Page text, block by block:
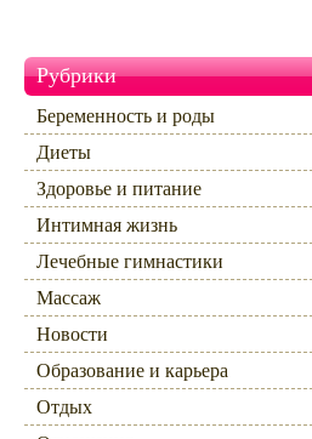
Рубрики
Беременность и роды
Диеты
Здоровье и питание
Интимная жизнь
Лечебные гимнастики
Массаж
Новости
Образование и карьера
Отдых